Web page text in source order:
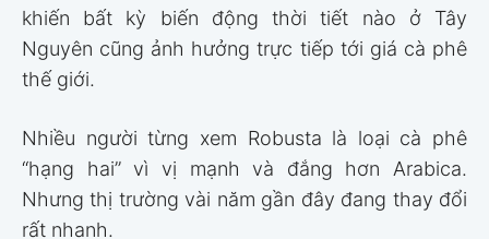
khiến bất kỳ biến động thời tiết nào ở Tây
Nguyên cũng ảnh hưởng trực tiếp tới giá cà phê
thế giới.
Nhiều người từng xem Robusta là loại cà phê
“hạng hai” vì vị mạnh và đắng hơn Arabica.
Nhưng thị trường vài năm gần đây đang thay đổi
rất nhanh.